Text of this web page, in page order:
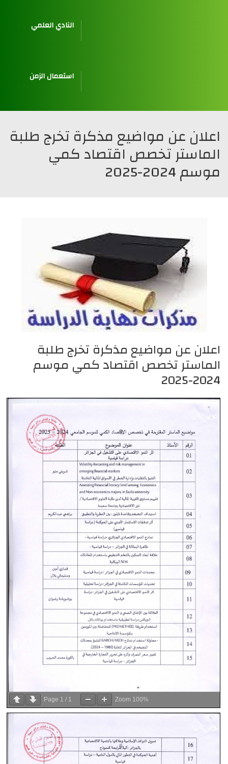
النادي العلمي
استعمال الزمن
اعلان عن مواضيع مذكرة تخرج طلبة
الماستر تخصص اقتصاد كمي
موسم 2024-2025
اعلان عن مواضيع مذكرة تخرج طلبة
الماستر تخصص اقتصاد كمي موسم
2024-2025
Page 1 / 1 Zoom 100%